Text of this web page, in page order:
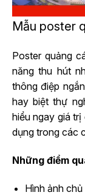
Mẫu poster
Poster quảng
năng thu hút
thông điệp
hay biệt thự
hiểu ngay giá
dụng trong các
Những điểm
Hình ảnh